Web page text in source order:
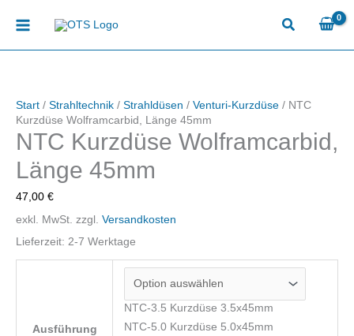
Inhalt
Start / Strahltechnik / Strahldüsen / Venturi-Kurzdüse / NTC
Kurzdüse Wolframcarbid, Länge 45mm
NTC Kurzdüse Wolframcarbid,
Länge 45mm
47,00 €
exkl. MwSt. zzgl. Versandkosten
Lieferzeit: 2-7 Werktage
Ausführung
NTC-3.5 Kurzdüse 3.5x45mm
NTC-5.0 Kurzdüse 5.0x45mm